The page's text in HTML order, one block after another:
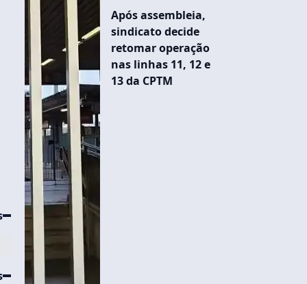
Após assembleia,
sindicato decide
retomar operação
nas linhas 11, 12 e
13 da CPTM